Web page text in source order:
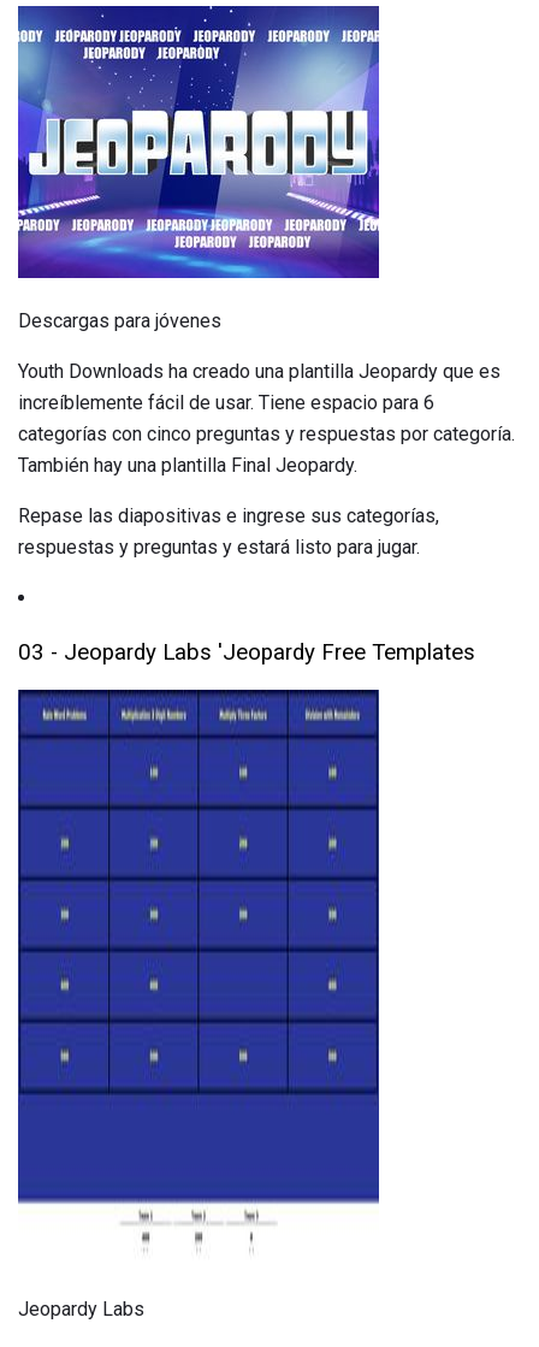
Descargas para jóvenes
Youth Downloads ha creado una plantilla Jeopardy que es
increíblemente fácil de usar. Tiene espacio para 6
categorías con cinco preguntas y respuestas por categoría.
También hay una plantilla Final Jeopardy.
Repase las diapositivas e ingrese sus categorías,
respuestas y preguntas y estará listo para jugar.
03 - Jeopardy Labs 'Jeopardy Free Templates
ad
Jeopardy Labs